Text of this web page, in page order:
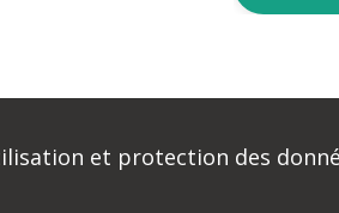
et protection des